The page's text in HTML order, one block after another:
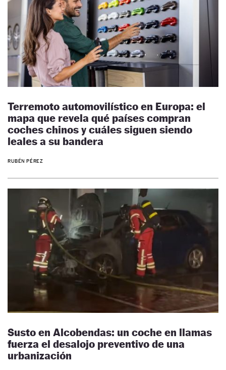
Terremoto automovilístico en Europa: el
mapa que revela qué países compran
coches chinos y cuáles siguen siendo
leales a su bandera
RUBÉN PÉREZ
Susto en Alcobendas: un coche en llamas
fuerza el desalojo preventivo de una
urbanización